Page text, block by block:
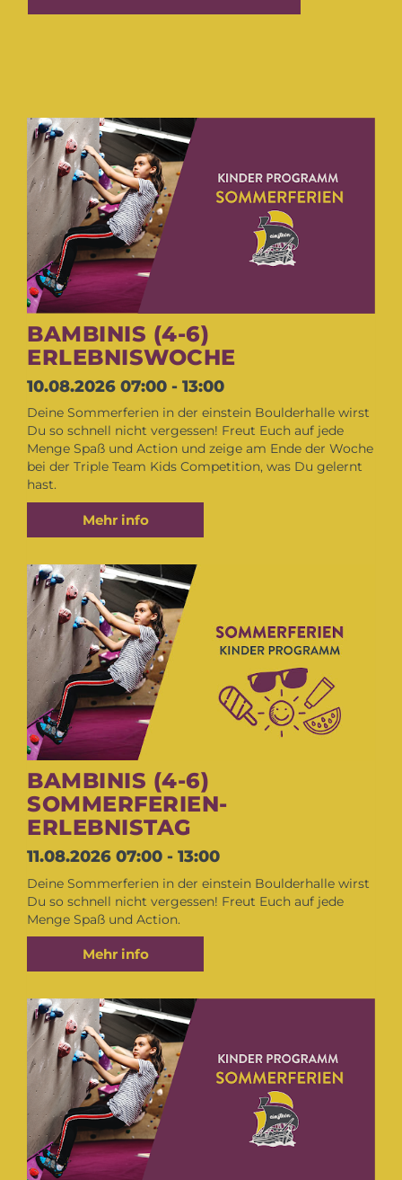
BAMBINIS (4-6)
ERLEBNISWOCHE
10.08.2026 07:00 - 13:00
Deine Sommerferien in der einstein Boulderhalle wirst
Du so schnell nicht vergessen! Freut Euch auf jede
Menge Spaß und Action und zeige am Ende der Woche
bei der Triple Team Kids Competition, was Du gelernt
hast.
Mehr info
BAMBINIS (4-6)
SOMMERFERIEN-
ERLEBNISTAG
11.08.2026 07:00 - 13:00
Deine Sommerferien in der einstein Boulderhalle wirst
Du so schnell nicht vergessen! Freut Euch auf jede
Menge Spaß und Action.
Mehr info